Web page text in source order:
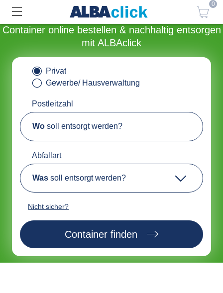
0
Container online bestellen & nachhaltig entsorgen
mit ALBAclick
Privat
Gewerbe/ Hausverwaltung
Postleitzahl
Wo soll entsorgt werden?
Abfallart
Was soll entsorgt werden?
Nicht sicher?
Container finden